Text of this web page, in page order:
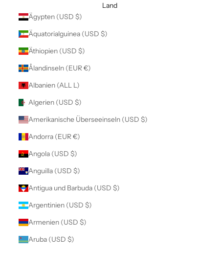
Land
Ägypten (USD $)
Äquatorialguinea (USD $)
Äthiopien (USD $)
Ålandinseln (EUR €)
Albanien (ALL L)
Algerien (USD $)
Amerikanische Überseeinseln (USD $)
Andorra (EUR €)
Angola (USD $)
Anguilla (USD $)
Antigua und Barbuda (USD $)
Argentinien (USD $)
Armenien (USD $)
Aruba (USD $)